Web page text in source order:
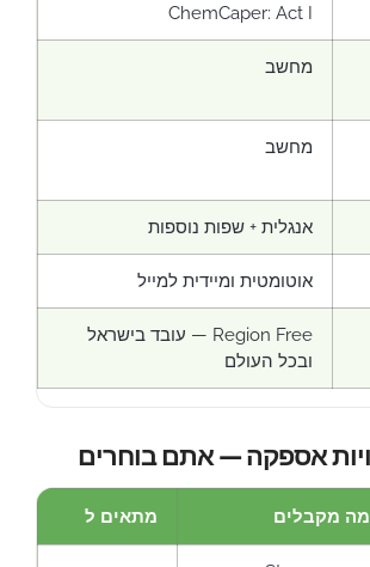
ChemCaper: Act I
מחשב
מחשב
אנגלית + שפות נוספות
אוטומטית ומיידית למייל
Region Free — עובד בישראל
ובכל העולם
אספקה — אתם בוחרים
מה מקבלים מתאים ל